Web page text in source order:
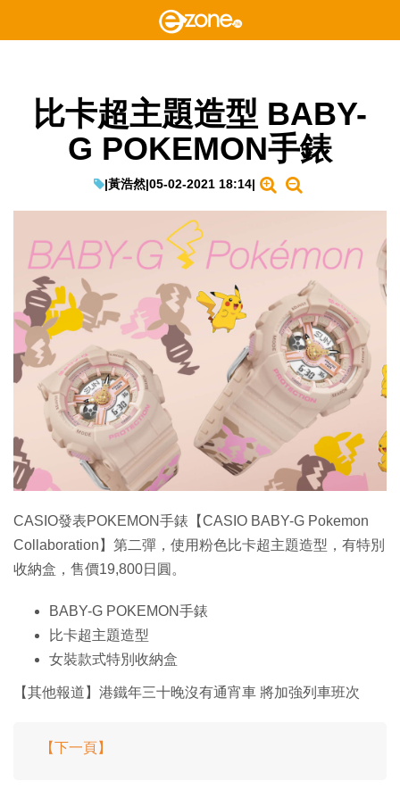
比卡超主題造型 BABY-
G POKEMON手錶
|黃浩然|05-02-2021 18:14|
CASIO發表POKEMON手錶【CASIO BABY-G Pokemon
Collaboration】第二彈，使用粉色比卡超主題造型，有特別
收納盒，售價19,800日圓。
BABY-G POKEMON手錶
比卡超主題造型
女裝款式特別收納盒
【其他報道】港鐵年三十晚沒有通宵車 將加強列車班次
【下一頁】